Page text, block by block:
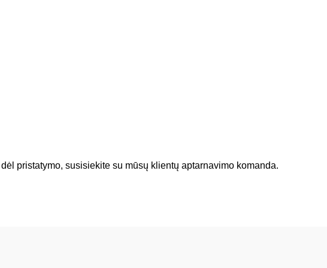
pristatymo, susisiekite su mūsų klientų aptarnavimo komanda.